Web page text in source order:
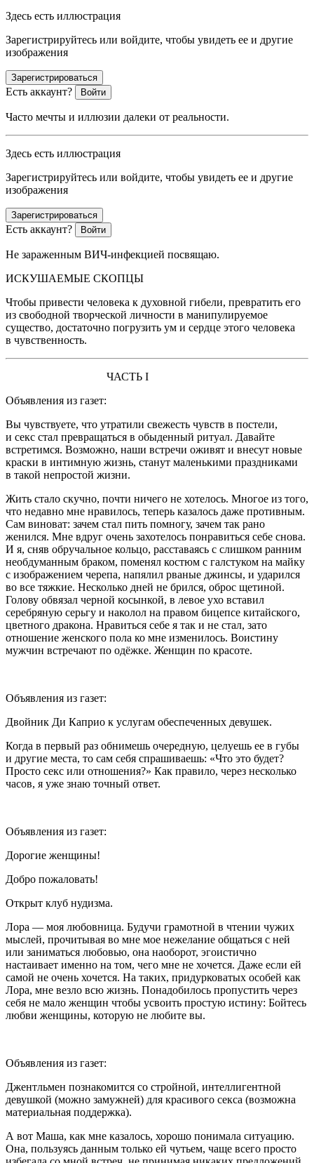
Здесь есть иллюстрация
Зарегистрируйтесь или войдите, чтобы увидеть ее и другие
изображения
Зарегистрироваться
Есть аккаунт? Войти
Часто мечты и иллюзии далеки от реальности.
Здесь есть иллюстрация
Зарегистрируйтесь или войдите, чтобы увидеть ее и другие
изображения
Зарегистрироваться
Есть аккаунт? Войти
Не зараженным ВИЧ-инфекцией посвящаю.
ИСКУШАЕМЫЕ СКОПЦЫ
Чтобы привести человека к духовной гибели, превратить его
из свободной творческой личности в манипулируемое
существо, достаточно погрузить ум и сердце этого человека
в чувственность.
ЧАСТЬ I
Объявления из газет:
Вы чувствуете, что утратили свежесть чувств в постели,
и секс стал превращаться в обыденный ритуал. Давайте
встретимся. Возможно, наши встречи оживят и внесут новые
краски в интимную жизнь, станут маленькими праздниками
в такой непростой жизни.
Жить стало скучно, почти ничего не хотелось. Многое из того,
что недавно мне нравилось, теперь казалось даже противным.
Сам виноват: зачем стал пить помногу, зачем так рано
женился. Мне вдруг очень захотелось понравиться себе снова.
И я, сняв обручальное кольцо, расставаясь с слишком ранним
необдуманным браком, поменял костюм с галстуком на майку
с изображением черепа, напялил рваные джинсы, и ударился
во все тяжкие. Несколько дней не брился, оброс щетиной.
Голову обвязал черной косынкой, в левое ухо вставил
серебряную серьгу и наколол на правом бицепсе китайского,
цветного дракона. Нравиться себе я так и не стал, зато
отношение женского пола ко мне изменилось. Воистину
мужчин встречают по одёжке. Женщин по красоте.
Объявления из газет:
Двойник Ди Каприо к услугам обеспеченных девушек.
Когда в первый раз обнимешь очередную, целуешь ее в губы
и другие места, то сам себя спрашиваешь: «Что это будет?
Просто секс или отношения?» Как правило, через несколько
часов, я уже знаю точный ответ.
Объявления из газет:
Дорогие женщины!
Добро пожаловать!
Открыт клуб нудизма.
Лора — моя любовница. Будучи грамотной в чтении чужих
мыслей, прочитывая во мне мое нежелание общаться с ней
или заниматься любовью, она наоборот, эгоистично
настаивает именно на том, чего мне не хочется. Даже если ей
самой не очень хочется. На таких, придурковатых особей как
Лора, мне везло всю жизнь. Понадобилось пропустить через
себя не мало женщин чтобы усвоить простую истину: Бойтесь
любви женщины, которую не любите вы.
Объявления из газет:
Джентльмен познакомится со стройной, интеллигентной
девушкой (можно замужней) для красивого секса (возможна
материальная поддержка).
А вот Маша, как мне казалось, хорошо понимала ситуацию.
Она, пользуясь данным только ей чутьем, чаще всего просто